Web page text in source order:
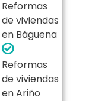
Reformas
de viviendas
en Báguena
Reformas
de viviendas
en Ariño